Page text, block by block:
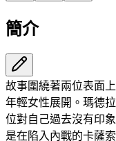
簡介
故事圍繞著兩位表面
年輕女性展開。瑪德
位對自己過去沒有印
是在陷入內戰的卡薩